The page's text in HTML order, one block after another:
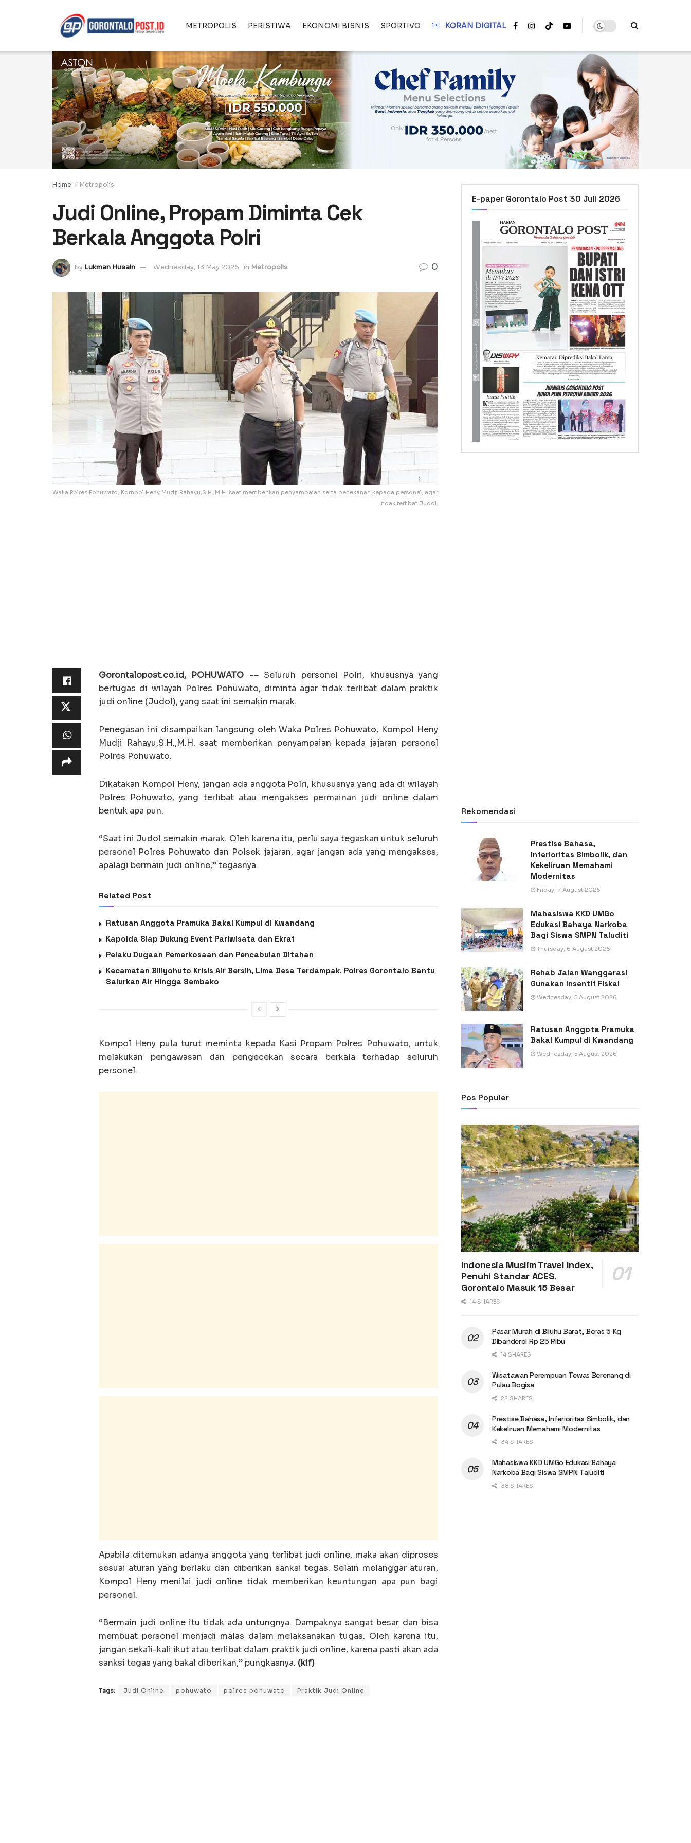
METROPOLIS PERISTIWA EKONOMI BISNIS SPORTIVO KORAN DIGITAL
Home Metropolis
Judi Online, Propam Diminta Cek
Berkala Anggota Polri
by Lukman Husain Wednesday, 13 May 2026 in Metropolis 0
Waka Polres Pohuwato, Kompol Heny Mudji Rahayu,S.H.,M.H. saat memberikan penyampaian serta penekanan kepada personel, agar
tidak terlibat Judol.
Gorontalopost.co.id, POHUWATO -–Seluruh personel Polri, khususnya yang
bertugas di wilayah Polres Pohuwato, diminta agar tidak terlibat dalam praktik
judi online (Judol), yang saat ini semakin marak.
Penegasan ini disampaikan langsung oleh Waka Polres Pohuwato, Kompol Heny
Mudji Rahayu,S.H.,M.H. saat memberikan penyampaian kepada jajaran personel
Polres Pohuwato.
Dikatakan Kompol Heny, jangan ada anggota Polri, khususnya yang ada di wilayah
Polres Pohuwato, yang terlibat atau mengakses permainan judi online dalam
bentuk apa pun.
“Saat ini Judol semakin marak. Oleh karena itu, perlu saya tegaskan untuk seluruh
personel Polres Pohuwato dan Polsek jajaran, agar jangan ada yang mengakses,
apalagi bermain judi online,” tegasnya.
Related Post
Ratusan Anggota Pramuka Bakal Kumpul di Kwandang
Kapolda Siap Dukung Event Pariwisata dan Ekraf
Pelaku Dugaan Pemerkosaan dan Pencabulan Ditahan
Kecamatan Biliyohuto Krisis Air Bersih, Lima Desa Terdampak, Polres Gorontalo Bantu
Salurkan Air Hingga Sembako
Kompol Heny pula turut meminta kepada Kasi Propam Polres Pohuwato, untuk
melakukan pengawasan dan pengecekan secara berkala terhadap seluruh
personel.
Apabila ditemukan adanya anggota yang terlibat judi online, maka akan diproses
sesuai aturan yang berlaku dan diberikan sanksi tegas. Selain melanggar aturan,
Kompol Heny menilai judi online tidak memberikan keuntungan apa pun bagi
personel.
“Bermain judi online itu tidak ada untungnya. Dampaknya sangat besar dan bisa
membuat personel menjadi malas dalam melaksanakan tugas. Oleh karena itu,
jangan sekali-kali ikut atau terlibat dalam praktik judi online, karena pasti akan ada
sanksi tegas yang bakal diberikan,” pungkasnya. (kif)
Tags: Judi Online pohuwato polres pohuwato Praktik Judi Online
E-paper Gorontalo Post 30 Juli 2026
Rekomendasi
Prestise Bahasa,
Inferioritas Simbolik, dan
Kekeliruan Memahami
Modernitas
Friday, 7 August 2026
Mahasiswa KKD UMGo
Edukasi Bahaya Narkoba
Bagi Siswa SMPN Taluditi
Thursday, 6 August 2026
Rehab Jalan Wanggarasi
Gunakan Insentif Fiskal
Wednesday, 5 August 2026
Ratusan Anggota Pramuka
Bakal Kumpul di Kwandang
Wednesday, 5 August 2026
Pos Populer
Indonesia Muslim Travel Index,
Penuhi Standar ACES,
Gorontalo Masuk 15 Besar
14 SHARES
Pasar Murah di Biluhu Barat, Beras 5 Kg
Dibanderol Rp 25 Ribu
14 SHARES
Wisatawan Perempuan Tewas Berenang di
Pulau Bogisa
22 SHARES
Prestise Bahasa, Inferioritas Simbolik, dan
Kekeliruan Memahami Modernitas
34 SHARES
Mahasiswa KKD UMGo Edukasi Bahaya
Narkoba Bagi Siswa SMPN Taluditi
38 SHARES